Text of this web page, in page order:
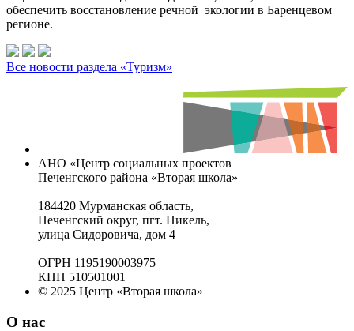
обеспечить восстановление речной экологии в Баренцевом
регионе.
Все новости раздела «Туризм»
АНО «Центр социальных проектов
Печенгского района «Вторая школа»
184420 Мурманская область,
Печенгский округ, пгт. Никель,
улица Сидоровича, дом 4
ОГРН 1195190003975
КПП 510501001
© 2025 Центр «Вторая школа»
О нас